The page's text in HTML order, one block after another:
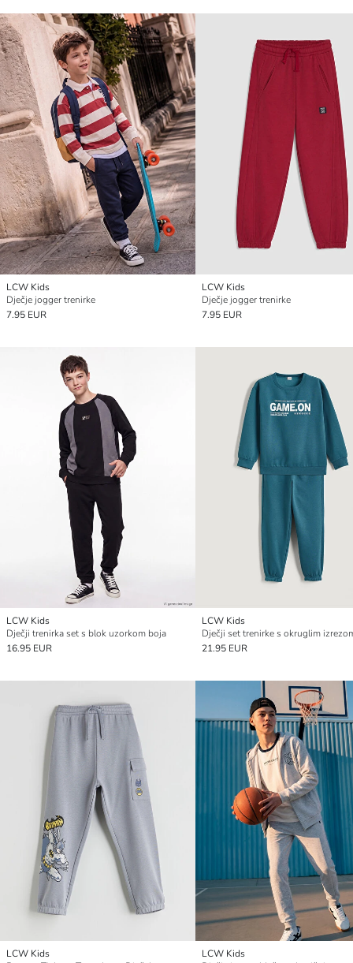
LCW Kids
Dječje jogger trenirke
7.95 EUR
LCW Kids
Dječje jogger trenirke
7.95 EUR
LCW Kids
Dječji trenirka set s blok uzorkom boja
16.95 EUR
LCW Kids
Dječji set trenirke s okruglim
21.95 EUR
LCW Kids
LCW Kids